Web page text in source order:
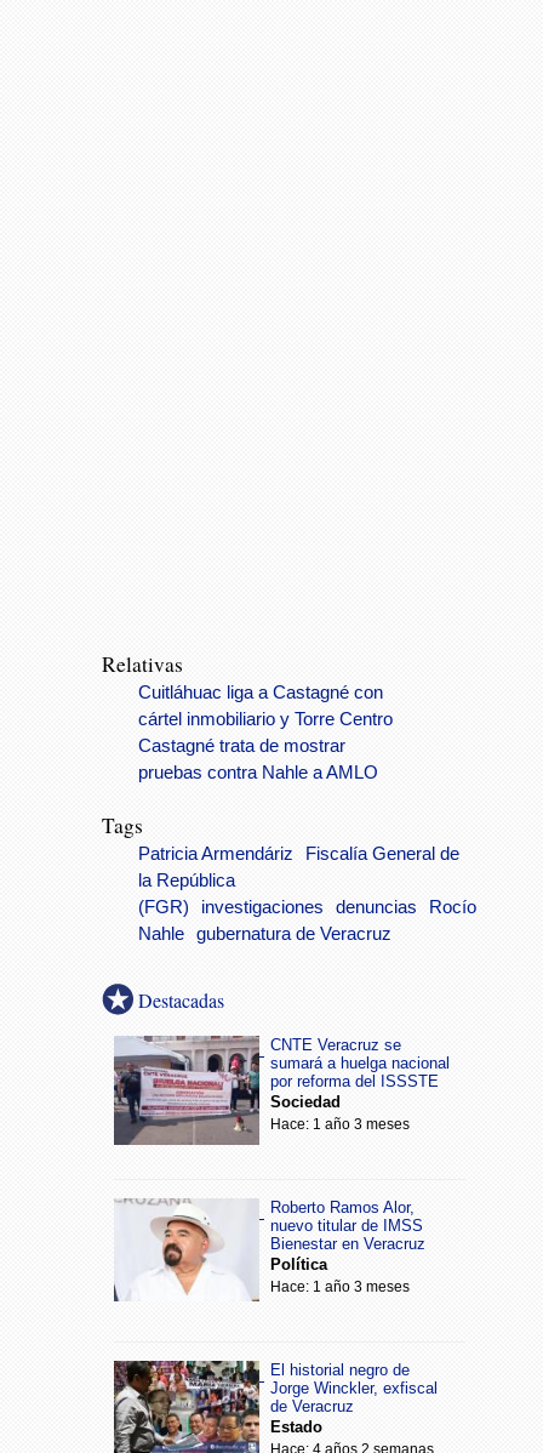
Relativas
Cuitláhuac liga a Castagné con
cártel inmobiliario y Torre Centro
Castagné trata de mostrar
pruebas contra Nahle a AMLO
Tags
Patricia Armendáriz
Fiscalía General de
la República
(FGR)
investigaciones denuncias
Rocío
Nahle
gubernatura de Veracruz
Destacadas
CNTE Veracruz se
sumará a huelga nacional
por reforma del ISSSTE
Sociedad
Hace: 1 año 3 meses
Roberto Ramos Alor,
nuevo titular de IMSS
Bienestar en Veracruz
Política
Hace: 1 año 3 meses
El historial negro de
Jorge Winckler, exfiscal
de Veracruz
Estado
Hace: 4 años 2 semanas